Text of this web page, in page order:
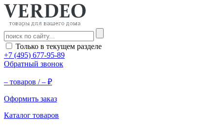
Только в текущем разделе
+7 (495) 677-95-89
Обратный звонок
– товаров /– ₽
Оформить заказ
Каталог товаров